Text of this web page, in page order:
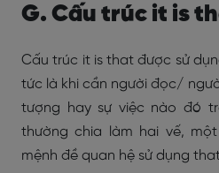
G. Cấu trúc it is
Cấu trúc it is that được sử
tức là khi cần người đọc/
tượng hay sự việc nào đó
thường chia làm hai vế,
mệnh đề quan hệ sử dụng